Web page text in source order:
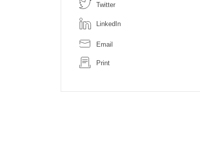
Twitter
LinkedIn
Email
Print